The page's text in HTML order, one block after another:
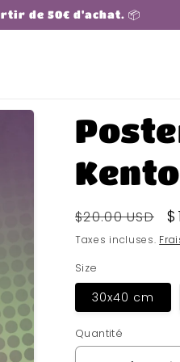
de 50€ d'achat. 📦
Kento
Prix
habituel
$20.00 USD
Taxes incluses.
Size
30x40 cm
Quantité